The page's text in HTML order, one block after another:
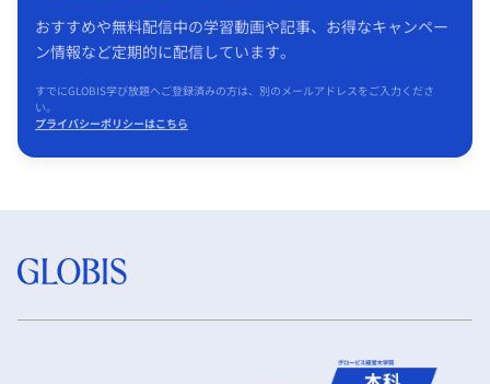
おすすめや無料配信中の学習動画や記事、お得なキャンペー
ン情報など定期的に配信しています。
すでにGLOBIS学び放題へご登録済みの方は、別のメールアドレスをご入力くださ
い。
プライバシーポリシーはこちら